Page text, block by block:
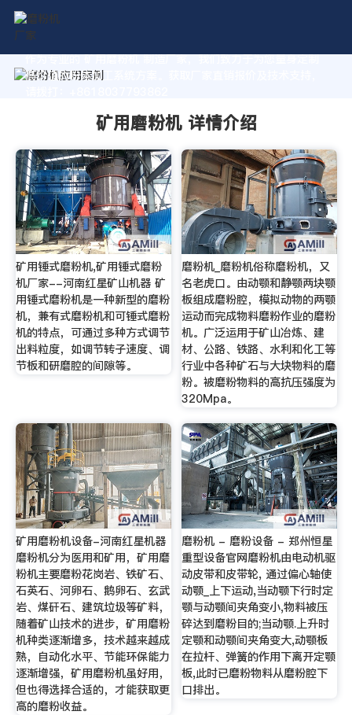
作为专业的 矿用磨粉机 制造厂家，我们致力于为您量身定制
高价值的粉体加工系统方案。获取厂家直销报价及技术支持，
矿用磨粉机 详情介绍
矿用锤式磨粉机,矿用锤式磨粉
机厂家--河南红星矿山机器 矿
用锤式磨粉机是一种新型的磨粉
机，兼有式磨粉机和可锤式磨粉
机的特点，可通过多种方式调节
出料粒度，如调节转子速度、调
节板和研磨腔的间隙等。
磨粉机_磨粉机俗称磨粉机，又
名老虎口。由动颚和静颚两块颚
板组成磨粉腔，模拟动物的两颚
运动而完成物料磨粉作业的磨粉
机。广泛运用于矿山冶炼、建
材、公路、铁路、水利和化工等
行业中各种矿石与大块物料的磨
粉。被磨粉物料的高抗压强度为
320Mpa。
矿用磨粉机设备-河南红星机器
磨粉机分为医用和矿用，矿用磨
粉机主要磨粉花岗岩、铁矿石、
石英石、河卵石、鹅卵石、玄武
岩、煤矸石、建筑垃圾等矿料，
随着矿山技术的进步，矿用磨粉
机种类逐渐增多，技术越来越成
熟，自动化水平、节能环保能力
逐渐增强，矿用磨粉机虽好用，
但也得选择合适的，才能获取更
高的磨粉收益。
磨粉机 - 磨粉设备 - 郑州恒星
重型设备官网磨粉机由电动机驱
动皮带和皮带轮, 通过偏心轴使
动颚_上下运动,当动颚下行时定
颚与动颚间夹角变小,物料被压
碎达到磨粉目的;当动颚.上升时
定颚和动颚间夹角变大,动颚板
在拉杆、弹簧的作用下离开定颚
板,此时已磨粉物料从磨粉腔下
口排出。